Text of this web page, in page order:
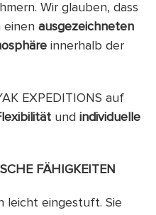
Wir glauben, dass
einen ausgezeichneten
innerhalb der
EXPEDITIONS auf
und individuelle
FÄHIGKEITEN
leicht eingestuft. Sie